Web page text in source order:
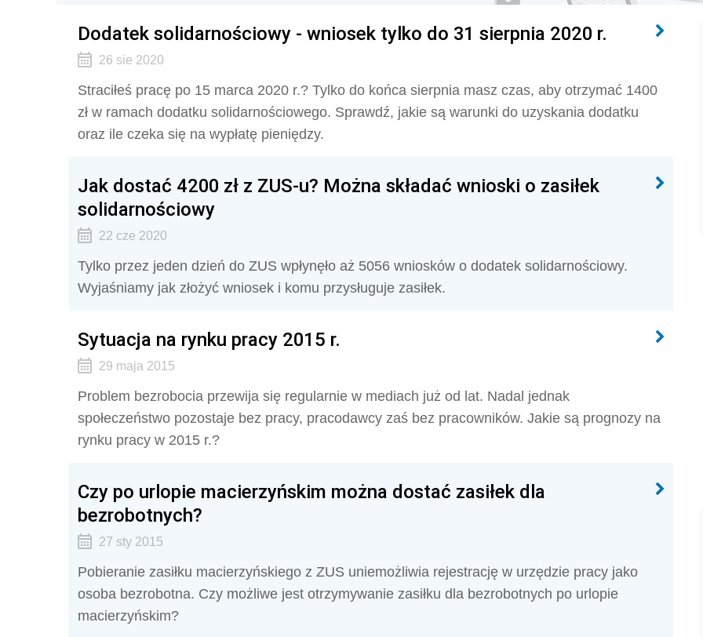
Dodatek solidarnościowy - wniosek tylko do 31 sierpnia 2020 r.
26 sie 2020
Straciłeś pracę po 15 marca 2020 r.? Tylko do końca sierpnia masz czas, aby otrzymać 1400
zł w ramach dodatku solidarnościowego. Sprawdź, jakie są warunki do uzyskania dodatku
oraz ile czeka się na wypłatę pieniędzy.
Jak dostać 4200 zł z ZUS-u? Można składać wnioski o zasiłek
solidarnościowy
22 cze 2020
Tylko przez jeden dzień do ZUS wpłynęło aż 5056 wniosków o dodatek solidarnościowy.
Wyjaśniamy jak złożyć wniosek i komu przysługuje zasiłek.
Sytuacja na rynku pracy 2015 r.
29 maja 2015
Problem bezrobocia przewija się regularnie w mediach już od lat. Nadal jednak
społeczeństwo pozostaje bez pracy, pracodawcy zaś bez pracowników. Jakie są prognozy na
rynku pracy w 2015 r.?
Czy po urlopie macierzyńskim można dostać zasiłek dla
bezrobotnych?
27 sty 2015
Pobieranie zasiłku macierzyńskiego z ZUS uniemożliwia rejestrację w urzędzie pracy jako
osoba bezrobotna. Czy możliwe jest otrzymywanie zasiłku dla bezrobotnych po urlopie
macierzyńskim?